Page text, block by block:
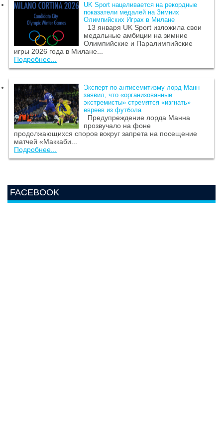
UK Sport нацеливается на рекордные
показатели медалей на Зимних
Олимпийских Играх в Милане
13 января UK Sport изложила свои
медальные амбиции на зимние
Олимпийские и Паралимпийские
игры 2026 года в Милане...
Подробнее...
Эксперт по антисемитизму лорд Манн
заявил, что «организованные
экстремисты» стремятся «изгнать»
евреев из футбола
Предупреждение лорда Манна
прозвучало на фоне
продолжающихся споров вокруг запрета на посещение
матчей «Маккаби...
Подробнее...
FACEBOOK